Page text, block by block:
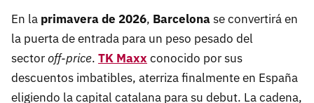
En la primavera de 2026, Barcelonase convertirá en
la puerta de entrada para un peso pesado del
sectoroff-price. TK Maxx conocido por sus
descuentos imbatibles, aterriza finalmente en España
eligiendo la capital catalana para su debut. La cadena,